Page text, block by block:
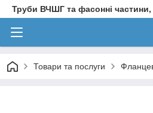
Труби ВЧШГ та фасонні
Товари та послуги